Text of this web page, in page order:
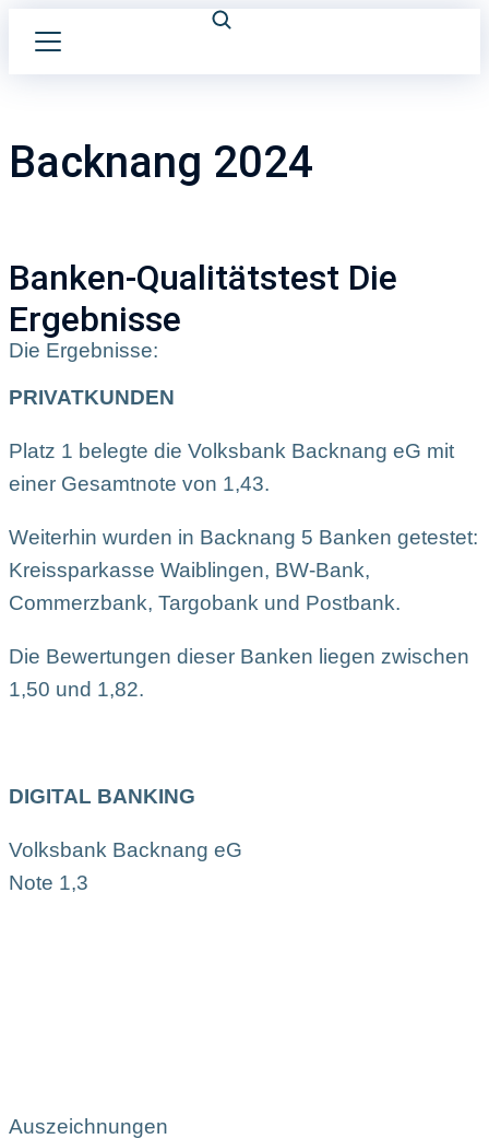
Backnang 2024
Banken-Qualitätstest Die
Ergebnisse
Die Ergebnisse:
PRIVATKUNDEN
Platz 1 belegte die Volksbank Backnang eG mit
einer Gesamtnote von 1,43.
Weiterhin wurden in Backnang 5 Banken getestet:
Kreissparkasse Waiblingen, BW-Bank,
Commerzbank, Targobank und Postbank.
Die Bewertungen dieser Banken liegen zwischen
1,50 und 1,82.
DIGITAL BANKING
Volksbank Backnang eG
Note 1,3
Auszeichnungen